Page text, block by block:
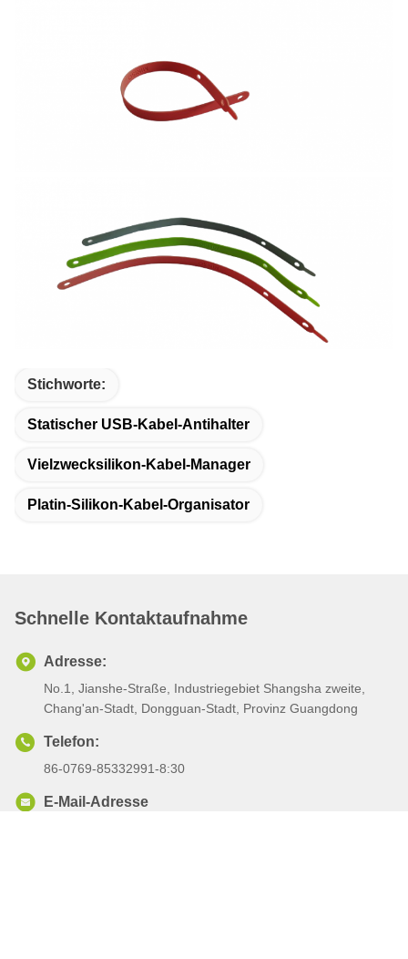
Stichworte:
Statischer USB-Kabel-Antihalter
Vielzwecksilikon-Kabel-Manager
Platin-Silikon-Kabel-Organisator
Schnelle Kontaktaufnahme
Adresse:
No.1, Jianshe-Straße, Industriegebiet Shangsha zweite,
Chang'an-Stadt, Dongguan-Stadt, Provinz Guangdong
Telefon:
86-0769-85332991-8:30
E-Mail-Adresse